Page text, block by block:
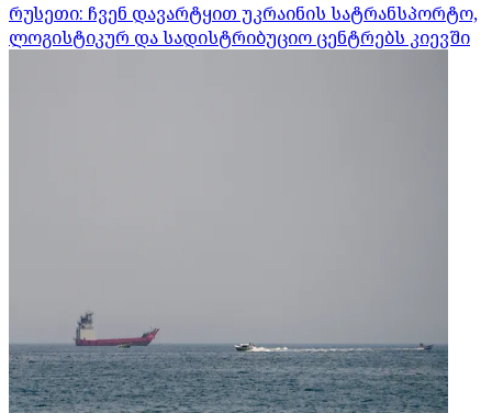
რუსეთი: ჩვენ დავარტყით უკრაინის სატრანსპორტო,
ლოგისტიკურ და სადისტრიბუციო ცენტრებს კიევში